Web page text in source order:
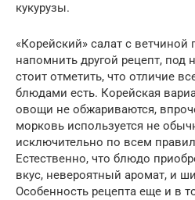
кукурузы.
«Корейский» салат с
напомнить другой рецепт, под
стоит отметить, что отличие
блюдами есть. Корейская
овощи не обжариваются,
морковь используется не
исключительно по всем
Естественно, что блюдо
вкус, невероятный аромат, и
Особенность рецепта еще и в